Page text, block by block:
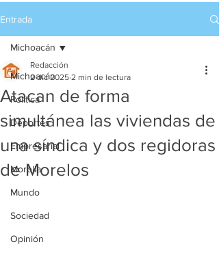
Entrada
Michoacán
Política
Deportes
Empresarial
Morelia
Mundo
Sociedad
Opinión
Michoacán
Atacan de forma
simultánea las viviendas de
una síndica y dos regidoras
de Morelos
Redacción
2 dic 2025 2 min de lectura